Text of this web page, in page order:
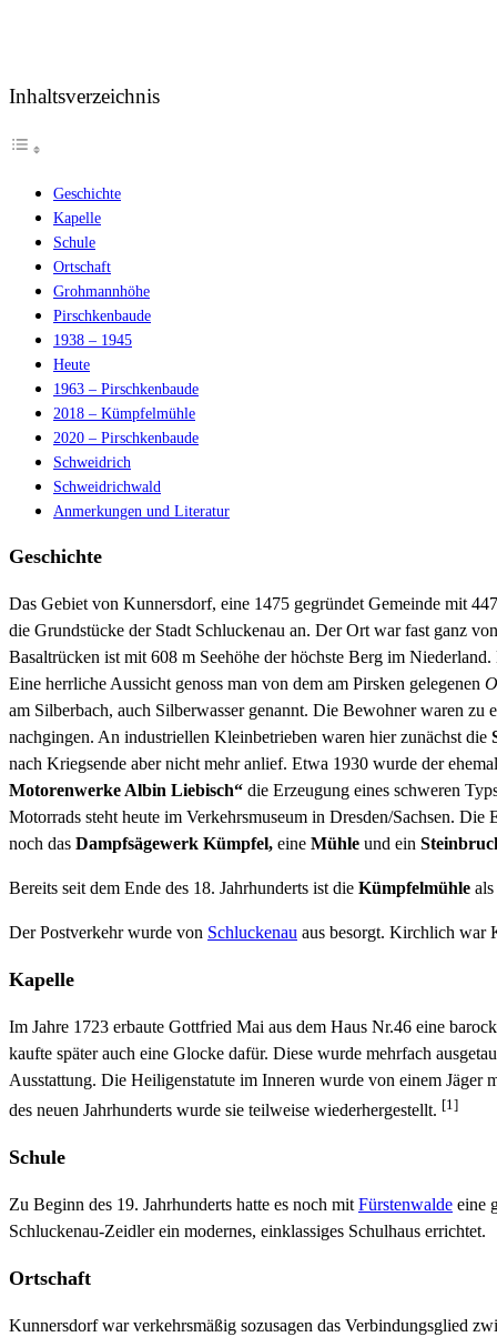
Inhaltsverzeichnis
Geschichte
Kapelle
Schule
Ortschaft
Grohmannhöhe
Pirschkenbaude
1938 – 1945
Heute
1963 – Pirschkenbaude
2018 – Kümpfelmühle
2020 – Pirschkenbaude
Schweidrich
Schweidrichwald
Anmerkungen und Literatur
Geschichte
Das Gebiet von Kunnersdorf, eine 1475 gegründet Gemeinde mit
die Grundstücke der Stadt Schluckenau an. Der Ort war fast ganz
Basaltrücken ist mit 608 m Seehöhe der höchste Berg im
Eine herrliche Aussicht genoss man von dem am Pirsken gelegenen
am Silberbach, auch Silberwasser genannt. Die Bewohner waren
nachgingen. An industriellen Kleinbetrieben waren hier zunächst die
nach Kriegsende aber nicht mehr anlief. Etwa 1930 wurde der
Motorenwerke Albin Liebisch“ die Erzeugung eines schweren
Motorrads steht heute im Verkehrsmuseum in Dresden/Sachsen.
noch das Dampfsägewerk Kümpfel, eine Mühle und ein
Bereits seit dem Ende des 18. Jahrhunderts ist die Kümpfelmühle
Der Postverkehr wurde von Schluckenau aus besorgt. Kirchlich war
Kapelle
Im Jahre 1723 erbaute Gottfried Mai aus dem Haus Nr.46 eine
kaufte später auch eine Glocke dafür. Diese wurde mehrfach
Ausstattung. Die Heiligenstatute im Inneren wurde von einem Jäger
des neuen Jahrhunderts wurde sie teilweise wiederhergestellt. [1]
Schule
Zu Beginn des 19. Jahrhunderts hatte es noch mit Fürstenwalde eine
Schluckenau-Zeidler ein modernes, einklassiges Schulhaus errichtet.
Ortschaft
Kunnersdorf war verkehrsmäßig sozusagen das Verbindungsglied